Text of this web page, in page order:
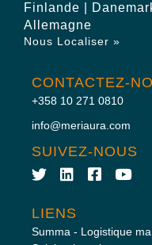
Finlande |
Allemagne
Nous Localiser »
CONTACTEZ-
+358 10 271 0810
info@meriaura.com
SUIVEZ-NOUS
LIENS
Summa - Logistique